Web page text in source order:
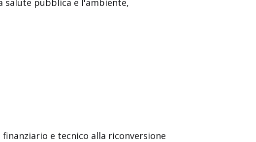
e tecnico alla riconversione